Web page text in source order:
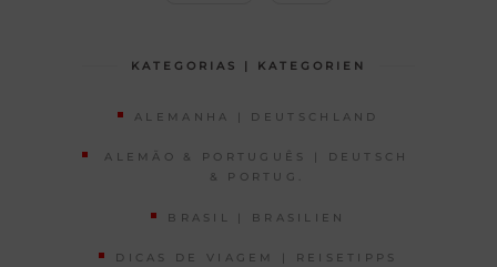
KATEGORIAS | KATEGORIEN
ALEMANHA | DEUTSCHLAND
ALEMÃO & PORTUGUÊS | DEUTSCH
& PORTUG.
BRASIL | BRASILIEN
DICAS DE VIAGEM | REISETIPPS